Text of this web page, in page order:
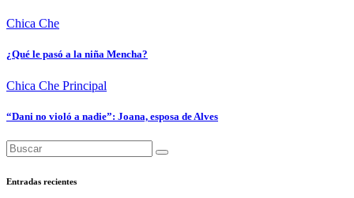
Chica Che
¿Qué le pasó a la niña Mencha?
Chica Che Principal
“Dani no violó a nadie”: Joana, esposa de Alves
Entradas recientes